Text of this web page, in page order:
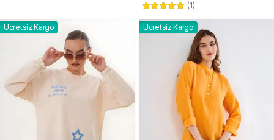
Tunik
(1)
Ücretsiz Kargo Ücretsiz Kargo